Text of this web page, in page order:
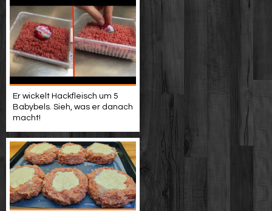
Er wickelt Hackfleisch um 5
Babybels. Sieh, was er danach
macht!